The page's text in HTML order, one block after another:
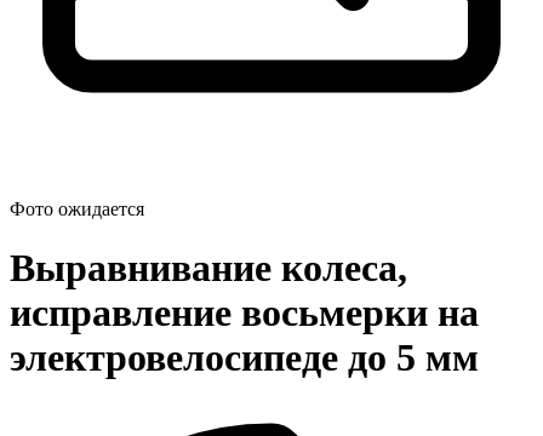
Фото ожидается
Выравнивание колеса,
исправление восьмерки на
электровелосипеде до 5 мм